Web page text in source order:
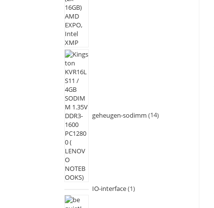
geheugen-sodimm 14
IO-interface 1